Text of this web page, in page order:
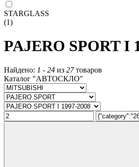
STARGLASS
(1)
PAJERO SPORT I
Найдено: 1 - 24 из 27товаров
Каталог "АВТОСКЛО"